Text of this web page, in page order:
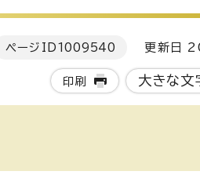
ページID 1009540 更新日
印刷 大きな文